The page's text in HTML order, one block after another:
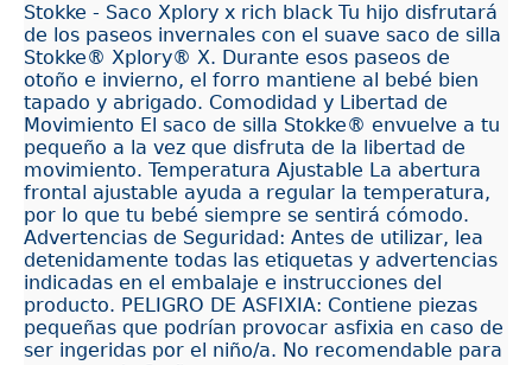
Stokke - Saco Xplory x rich black Tu hijo disfrutará
de los paseos invernales con el suave saco de silla
Stokke® Xplory® X. Durante esos paseos de
otoño e invierno, el forro mantiene al bebé bien
tapado y abrigado. Comodidad y Libertad de
Movimiento El saco de silla Stokke® envuelve a tu
pequeño a la vez que disfruta de la libertad de
movimiento. Temperatura Ajustable La abertura
frontal ajustable ayuda a regular la temperatura,
por lo que tu bebé siempre se sentirá cómodo.
Advertencias de Seguridad: Antes de utilizar, lea
detenidamente todas las etiquetas y advertencias
indicadas en el embalaje e instrucciones del
producto. PELIGRO DE ASFIXIA: Contiene piezas
pequeñas que podrían provocar asfixia en caso de
ser ingeridas por el niño/a. No recomendable para